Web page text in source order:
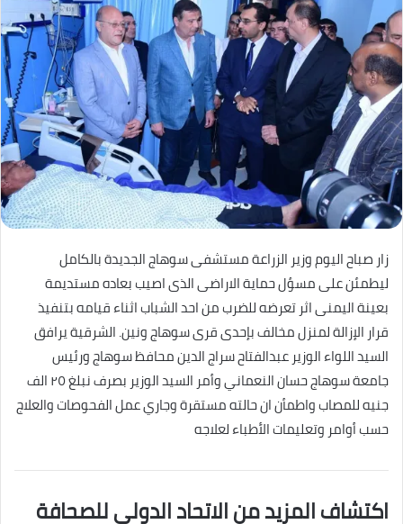
زار صباح اليوم وزير الزراعة مستشفى سوهاج الجديدة بالكامل
ليطمئن على مسؤل حماية الاراضى الذى اصيب بعاده مستديمة
بعينة اليمنى اثر تعرضه للضرب من احد الشباب اثناء قيامه بتنفيذ
قرار الإزالة لمنزل مخالف بإحدى قرى سوهاج ونين. الشرقية يرافق
السيد اللواء الوزير عبدالفتاح سراج الدين محافظ سوهاج ورئيس
جامعة سوهاج حسان النعماني وأمر السيد الوزير بصرف نبلغ ٢٥ الف
جنيه للمصاب واطمأن ان حالته مستقرة وجاري عمل الفحوصات والعلاج
حسب أوامر وتعليمات الأطباء لعلاجه
اكتشاف المزيد من الاتحاد الدولى للصحافة